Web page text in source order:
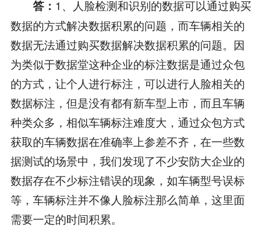
答： 1、人脸检测和识别的数据可以通过购买
数据的方式解决数据积累的问题，而车辆相关的
数据无法通过购买数据解决数据积累的问题。因
为类似于数据堂这种企业的标注数据是通过众包
的方式，让个人进行标注，可以进行人脸相关的
数据标注，但是没有都有新车型上市，而且车辆
种类众多，相似车辆标注难度大，通过众包方式
获取的车辆数据在准确率上参差不齐，在一些数
据测试的场景中，我们发现了不少安防大企业的
数据存在不少标注错误的现象，如车辆型号误标
等，车辆标注并不像人脸标注那么简单，这里面
需要一定的时间积累。